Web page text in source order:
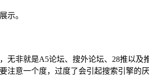
示。
非就是A5论坛、搜外论坛、28推以及
意一个度，过度了会引起搜索引擎的